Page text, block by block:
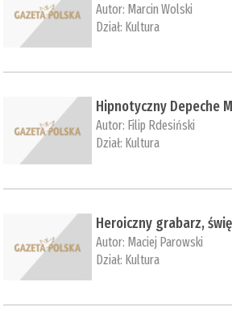
Autor: Marcin Wolski
Dział: Kultura
Hipnotyczny Depeche
Autor: Filip Rdesiński
Dział: Kultura
Heroiczny grabarz,
Autor: Maciej Parowski
Dział: Kultura